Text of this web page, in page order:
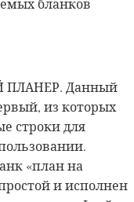
бланков
ПЛАНЕР. Данный
из которых
строки для
«план на
и исполнен